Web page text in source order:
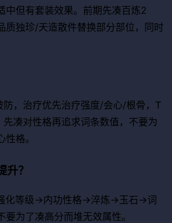
中但有套装效果。前期先凑百炼2
质独珍/天造散件替换部分部位，同时
，治疗优先治疗强度/会心/根骨，T
凑对性格再追求词条数值，不要为
格。
升？
化等级→内功性格→淬炼→玉石→词
为了凑高分而堆无效属性。